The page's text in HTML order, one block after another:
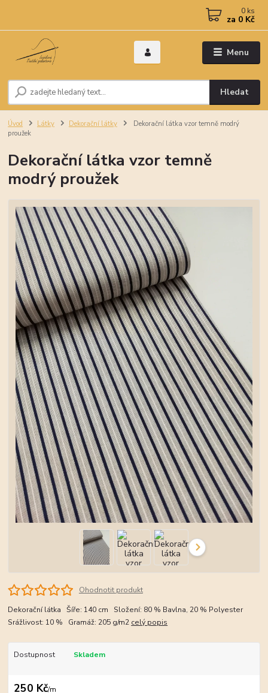
Menu
Hledat
0 ks
za 0 Kč
Úvod Látky Dekorační látky
Dekorační látka vzor temně modrý
proužek
Dekorační látka vzor temně
modrý proužek
Ohodnotit produkt
Dekorační látka Šíře: 140 cm Složení: 80 % Bavlna, 20 % Polyester
Srážlivost: 10 % Gramáž: 205 g/m2 celý popis
Dostupnost Skladem
250 Kč/m